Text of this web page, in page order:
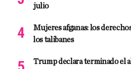
julio
Mujeres afganas: los
los talibanes
Trump declara terminado el